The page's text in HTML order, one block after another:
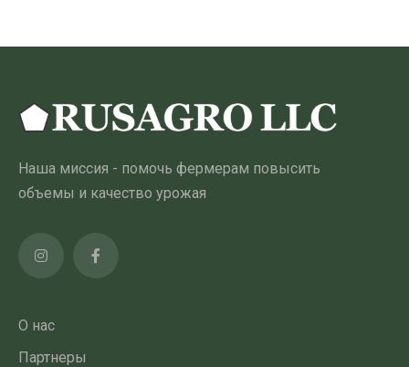
можно
выбрать
странице
товара
Наша миссия - помочь фермерам повысить
объемы и качество урожая
О нас
Партнеры